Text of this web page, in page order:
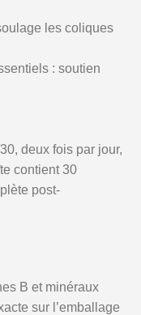
les coliques
: soutien
deux fois par jour,
contient 30
post-
B et minéraux
sur l’emballage